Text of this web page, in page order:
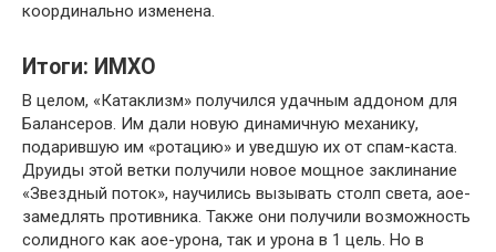
координально изменена.
Итоги: ИМХО
В целом, «Катаклизм» получился удачным аддоном для
Балансеров. Им дали новую динамичную механику,
подарившую им «ротацию» и уведшую их от спам-каста.
Друиды этой ветки получили новое мощное заклинание
«Звездный поток», научились вызывать столп света, аое-
замедлять противника. Также они получили возможность
солидного как аое-урона, так и урона в 1 цель. Но в